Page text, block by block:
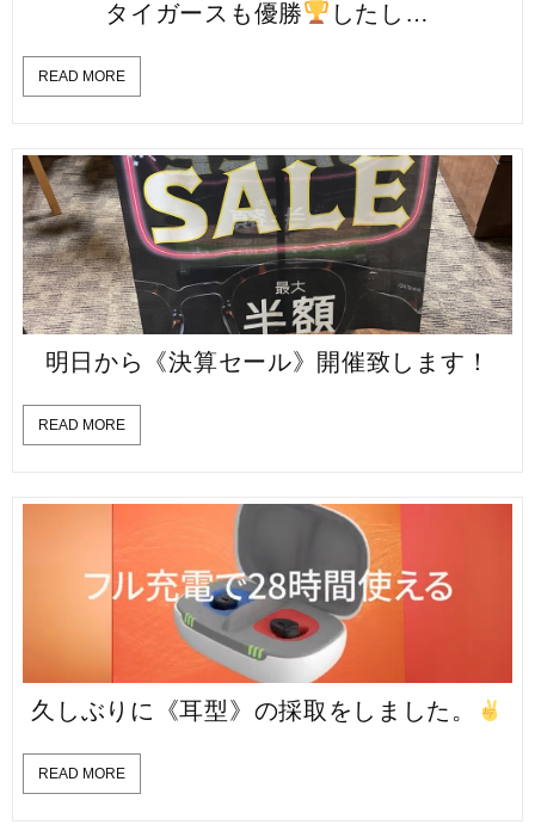
タイガースも優勝 したし…
READ MORE
明日から《決算セール》開催致します！
READ MORE
久しぶりに《耳型》の採取をしました。
READ MORE